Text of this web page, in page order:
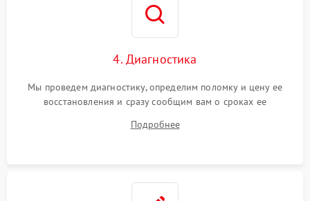
4. Диагностика
Мы проведем диагностику, определим поломку и цену ее
восстановления и сразу сообщим вам о сроках ее
Подробнее